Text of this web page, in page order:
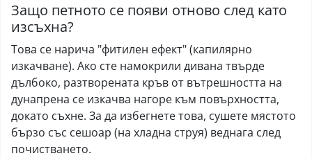
Защо петното се появи отново след като
изсъхна?
Това се нарича "фитилен ефект" (капилярно
изкачване). Ако сте намокрили дивана твърде
дълбоко, разтворената кръв от вътрешността на
дунапрена се изкачва нагоре към повърхността,
докато съхне. За да избегнете това, сушете мястото
бързо със сешоар (на хладна струя) веднага след
почистването.